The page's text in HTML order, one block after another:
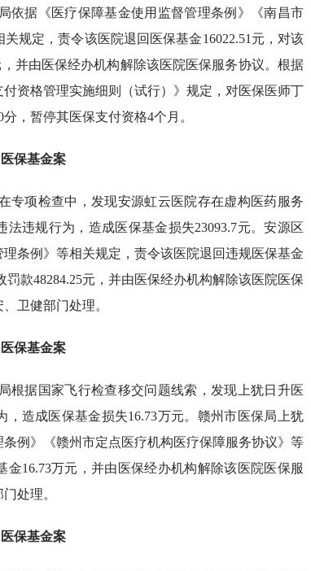
依据《医疗保障基金使用监督管理条例》《南昌市
规定，责令该医院退回医保基金16022.51元，对该
并由医保经办机构解除该医院医保服务协议。根据
付资格管理实施细则（试行）》规定，对医保医师丁
，暂停其医保支付资格4个月。
保基金案
专项检查中，发现安源虹云医院存在虚构医药服务
违规行为，造成医保基金损失23093.7元。安源区
条例》等相关规定，责令该医院退回违规医保基金
罚款48284.25元，并由医保经办机构解除该医院医保
卫健部门处理。
保基金案
根据国家飞行检查移交问题线索，发现上犹日升医
，造成医保基金损失16.73万元。赣州市医保局上犹
例》《赣州市定点医疗机构医疗保障服务协议》等
16.73万元，并由医保经办机构解除该医院医保服
处理。
保基金案